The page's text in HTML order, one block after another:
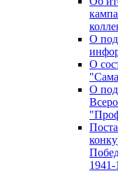
О
О
О